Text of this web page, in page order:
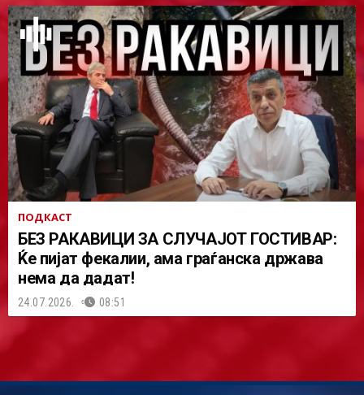
ПОДКАСТ
БЕЗ РАКАВИЦИ ЗА СЛУЧАЈОТ ГОСТИВАР:
Ќе пијат фекалии, ама граѓанска држава
нема да дадат!
24.07.2026. 08:51